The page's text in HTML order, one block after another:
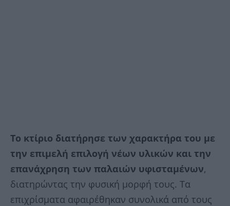
Το κτίριο διατήρησε των χαρακτήρα του με
την επιμελή επιλογή νέων υλικών και την
επανάχρηση των παλαιών υφισταμένων,
διατηρώντας την φυσική μορφή τους. Τα
επιχρίσματα αφαιρέθηκαν συνολικά από τους